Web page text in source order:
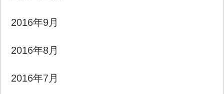
2016年9月
2016年8月
2016年7月